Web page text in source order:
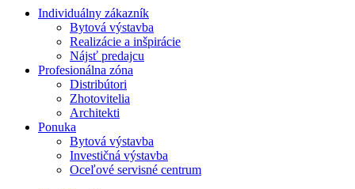
Individuálny zákazník
Bytová výstavba
Realizácie a inšpirácie
Nájsť predajcu
Profesionálna zóna
Distribútori
Zhotovitelia
Architekti
Ponuka
Bytová výstavba
Investičná výstavba
Oceľové servisné centrum